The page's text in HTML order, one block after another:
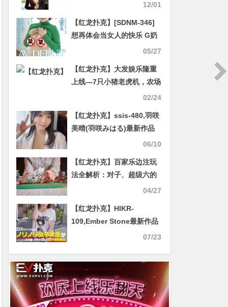
12/01
【红龙扑克】[SDNM-346]
想再体会当女人的快乐 G奶
人妻樱田杏奈在温泉饭店大
05/27
【红龙扑克】大发娱乐隆重
上线—7只小猪老虎机，农场
02/24
【红龙扑克】ssis-480,羽咲
美晴(羽咲みはる)最新作品
06/10
【红龙扑克】百家乐边注玩
法全解析：对子、超级六的
04/27
【红龙扑克】HIKR-
109,Ember Stone最新作品
07/23